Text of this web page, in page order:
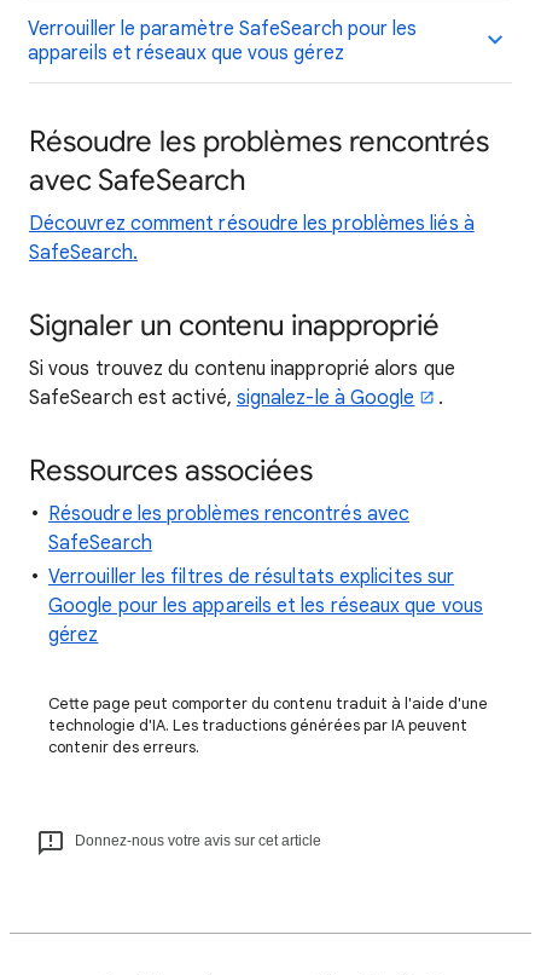
Verrouiller le paramètre SafeSearch pour les
appareils et réseaux que vous gérez
Résoudre les problèmes rencontrés
avec SafeSearch
Découvrez comment résoudre les problèmes liés à
SafeSearch.
Signaler un contenu inapproprié
Si vous trouvez du contenu inapproprié alors que
SafeSearch est activé, signalez-le à Google .
Ressources associées
Résoudre les problèmes rencontrés avec
SafeSearch
Verrouiller les filtres de résultats explicites sur
Google pour les appareils et les réseaux que vous
gérez
Cette page peut comporter du contenu traduit à l'aide d'une
technologie d'IA. Les traductions générées par IA peuvent
contenir des erreurs.
Donnez-nous votre avis sur cet article